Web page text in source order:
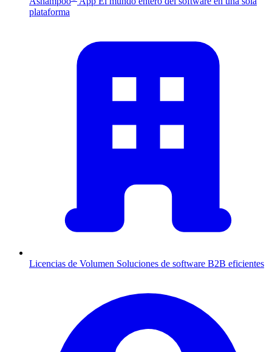
plataforma
Licencias de Volumen Soluciones de software B2B eficientes